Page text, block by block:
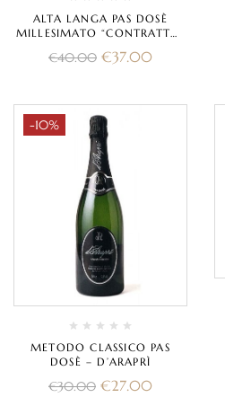
ALTA LANGA PAS DOSÈ
MILLESIMATO “CONTRATTO”
€40.00 €37.00
-10%
METODO CLASSICO PAS
DOSÈ – D’ARAPRÌ
€30.00 €27.00